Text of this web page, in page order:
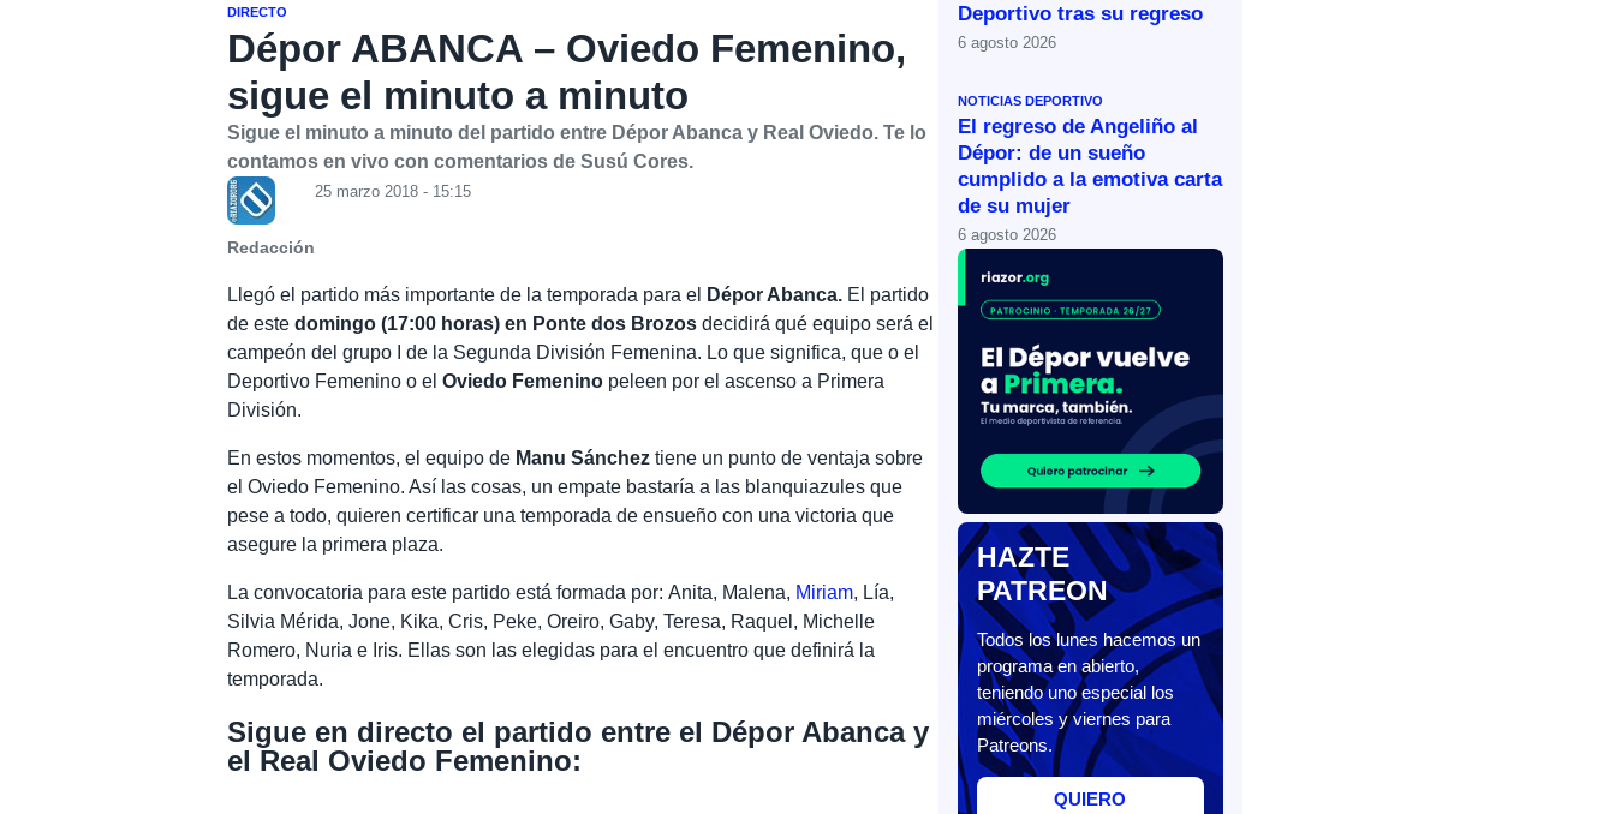
DIRECTO
Dépor ABANCA – Oviedo Femenino,
sigue el minuto a minuto
Sigue el minuto a minuto del partido entre Dépor Abanca y Real Oviedo. Te lo
contamos en vivo con comentarios de Susú Cores.
Redacción
25 marzo 2018 - 15:15
Llegó el partido más importante de la temporada para el Dépor Abanca. El partido
de estedomingo (17:00 horas) en Ponte dos Brozos decidirá qué equipo será el
campeón del grupo I de la Segunda División Femenina. Lo que significa, que o el
Deportivo Femenino o elOviedo Femenino peleen por el ascenso a Primera
División.
En estos momentos, el equipo de Manu Sánchez tiene un punto de ventaja sobre
el Oviedo Femenino. Así las cosas, un empate bastaría a las blanquiazules que
pese a todo, quieren certificar una temporada de ensueño con una victoria que
asegure la primera plaza.
La convocatoria para este partido está formada por: Anita, Malena, Miriam, Lía,
Silvia Mérida, Jone, Kika, Cris, Peke, Oreiro, Gaby, Teresa, Raquel, Michelle
Romero, Nuria e Iris. Ellas son las elegidas para el encuentro que definirá la
temporada.
Sigue en directo el partido entre el Dépor Abanca y
el Real Oviedo Femenino:
Deportivo tras su regreso
6 agosto 2026
NOTICIAS DEPORTIVO
El regreso de Angeliño al
Dépor: de un sueño
cumplido a la emotiva carta
de su mujer
6 agosto 2026
HAZTE
PATREON
Todos los lunes hacemos un
programa en abierto,
teniendo uno especial los
miércoles y viernes para
Patreons.
QUIERO